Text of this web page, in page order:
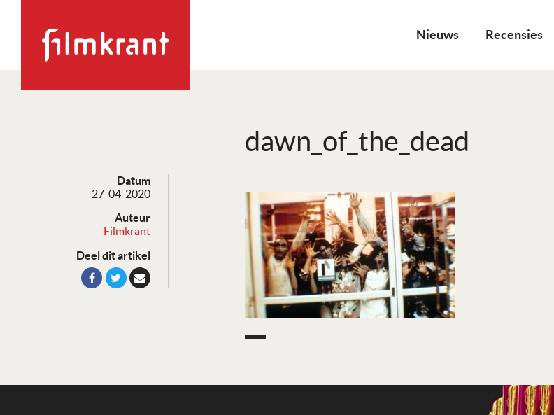
Nieuws Recensies
dawn_of_the_dead
Datum
27-04-2020
Auteur
Filmkrant
Deel dit artikel